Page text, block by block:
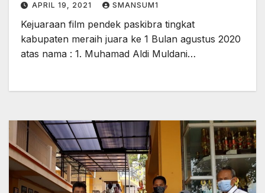
APRIL 19, 2021 SMANSUM1
Kejuaraan film pendek paskibra tingkat
kabupaten meraih juara ke 1 Bulan agustus 2020
atas nama : 1. Muhamad Aldi Muldani…